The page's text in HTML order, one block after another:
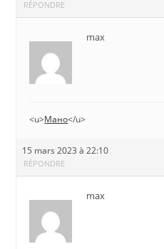
RÉPONDRE
max
<u>Мано</u>
15 mars 2023 à 22:10
RÉPONDRE
max